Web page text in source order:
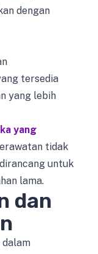
dengan
tersedia
yang lebih
yang
tidak
untuk
lama.
dan